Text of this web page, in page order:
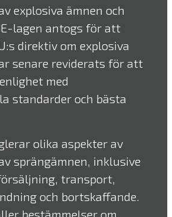
explosiva ämnen och
lagen antogs för att
direktiv om explosiva
senare reviderats för att
med
standarder och bästa
olika aspekter av
sprängämnen, inklusive
transport,
och bortskaffande.
bestämmelser om